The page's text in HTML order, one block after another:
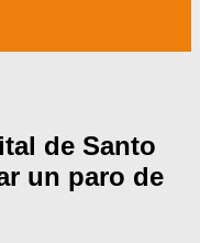
de Santo
un paro de